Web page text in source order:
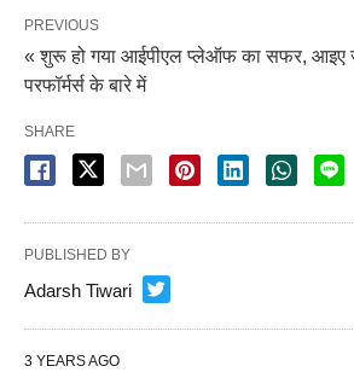
PREVIOUS
« शुरू हो गया आईपीएल प्लेऑफ का सफर, आइए
परफॉर्मर्स के बारे में
SHARE
PUBLISHED BY
Adarsh Tiwari
3 YEARS AGO